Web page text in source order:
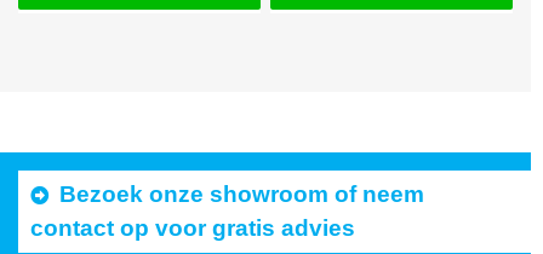
Bezoek onze showroom of neem
contact op voor gratis advies